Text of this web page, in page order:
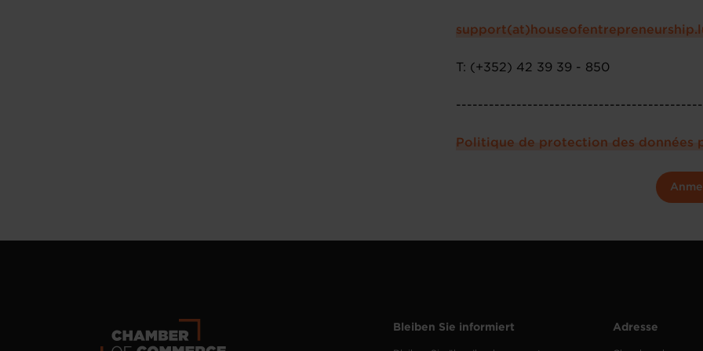
T: (+352) 42 39 39 - 850
Politique de protection des données
Bleiben Sie informiert Adresse